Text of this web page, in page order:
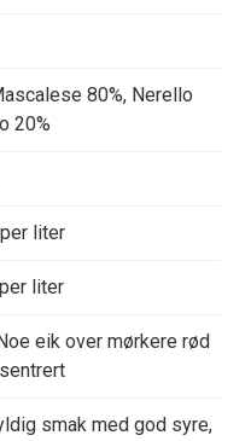
80%, Nerello
20%
liter
liter
eik over mørkere rød
smak med god syre,